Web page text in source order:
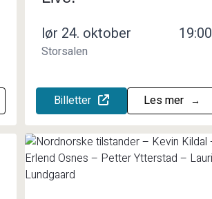
lør 24. oktober 19:00
Storsalen
Billetter Les mer